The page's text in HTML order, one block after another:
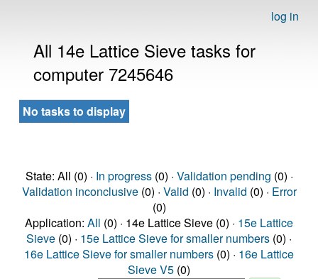
log in
All 14e Lattice Sieve tasks for
computer 7245646
No tasks to display
State: All (0) · In progress(0) · Validation pending (0) ·
Validation inconclusive(0) · Valid (0) · Invalid (0) · Error
(0)
Application: All (0) · 14e Lattice Sieve (0) · 15e Lattice
Sieve (0) · 15e Lattice Sieve for smaller numbers (0) ·
16e Lattice Sieve for smaller numbers (0) · 16e Lattice
Sieve V5 (0)